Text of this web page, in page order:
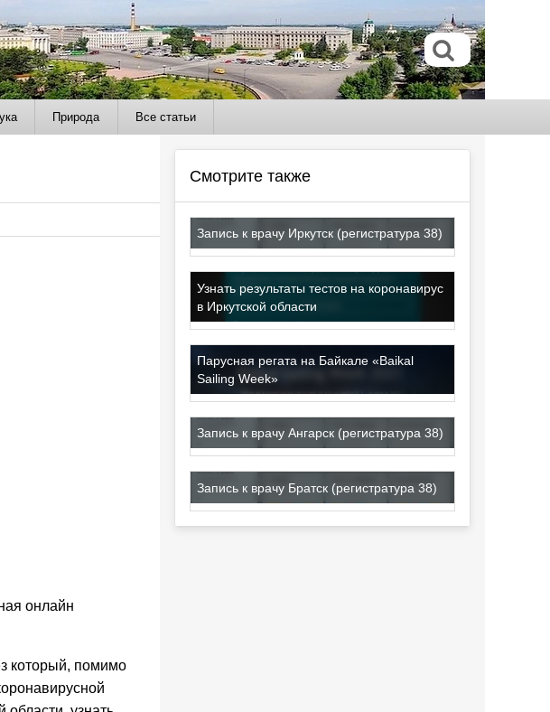
Природа Все статьи
онлайн
который, помимо
Смотрите также
Запись к врачу Иркутск (регистратура 38)
Узнать результаты тестов на коронавирус
в Иркутской области
Парусная регата на Байкале «Baikal
Sailing Week»
Запись к врачу Ангарск (регистратура 38)
Запись к врачу Братск (регистратура 38)